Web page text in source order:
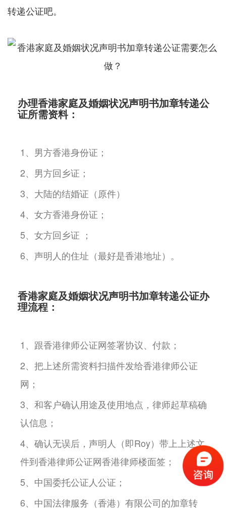
转递公证吧。
办理香港家庭及婚姻状况声明书加章转递公
证所需资料：
1、男方香港身份证；
2、男方回乡证；
3、大陆的结婚证（原件）
4、女方香港身份证；
5、女方回乡证 ；
6、声明人的住址（最好是香港地址）。
香港家庭及婚姻状况声明书加章转递公证办
理流程：
1、跟香港律师公证网签署协议、付款；
2、把上述所需资料扫描件发给香港律师公证
网；
3、和客户确认用途及使用地点，律师起草稿确
认信息；
4、确认无误后，声明人（即Roy）带上上述文
件到香港律师公证网香港律师楼面签；
5、中国委托公证人公证；
6、中国法律服务（香港）有限公司的加章转